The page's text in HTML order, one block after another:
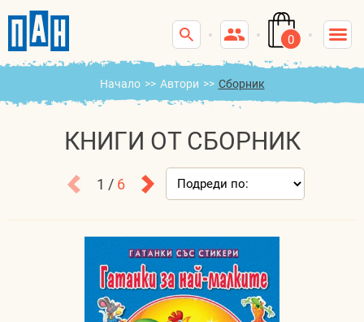
0
Начало >> Автори >> Сборник
КНИГИ ОТ СБОРНИК
1 / 6